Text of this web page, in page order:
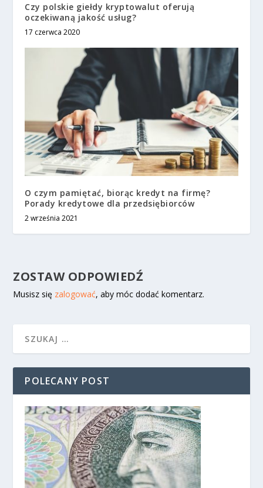
Czy polskie giełdy kryptowalut oferują
oczekiwaną jakość usług?
17 czerwca 2020
O czym pamiętać, biorąc kredyt na firmę?
Porady kredytowe dla przedsiębiorców
2 września 2021
ZOSTAW ODPOWIEDŹ
Musisz się zalogować, aby móc dodać komentarz.
POLECANY POST